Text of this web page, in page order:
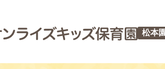
松本